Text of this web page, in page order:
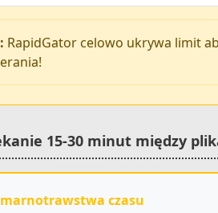
RapidGator celowo ukrywa limit
15-30 minut między
czasu